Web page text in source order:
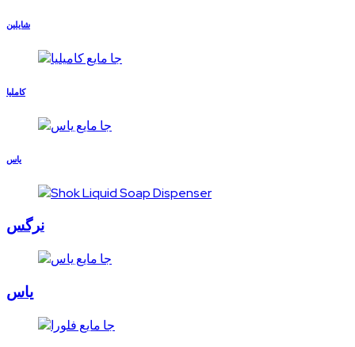
شایلین
کاملیا
یاس
نرگس
یاس